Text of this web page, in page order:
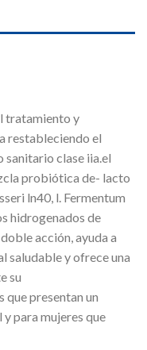
tratamiento y
restableciendo el
clase iia.el
probiótica de- lacto
ln40, l. Fermentum
hidrogenados de
acción, ayuda a
saludable y ofrece una
su
que presentan un
para mujeres que